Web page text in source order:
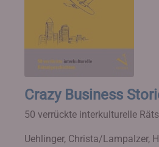
Crazy Business
50 verrückte interkulturelle
Uehlinger, Christa/Lampalzer,